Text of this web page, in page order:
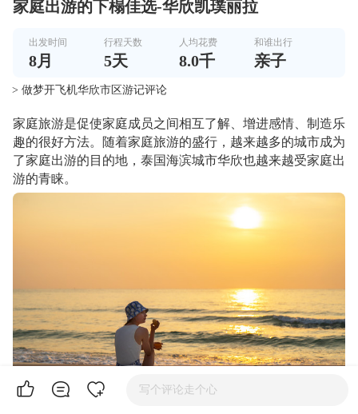
家庭出游的下榻佳选-华欣凯璞丽拉
出发时间
8月
行程天数
5天
人均花费
8.0千
和谁出行
亲子
> 做梦开飞机华欣市区游记评论
家庭旅游是促使家庭成员之间相互了解、增进感情、制造乐
趣的很好方法。随着家庭旅游的盛行，越来越多的城市成为
了家庭出游的目的地，泰国海滨城市华欣也越来越受家庭出
游的青睐。
写个评论走个心